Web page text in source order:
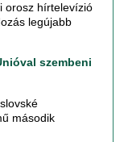
orosz hírtelevízió
legújabb
szembeni
második